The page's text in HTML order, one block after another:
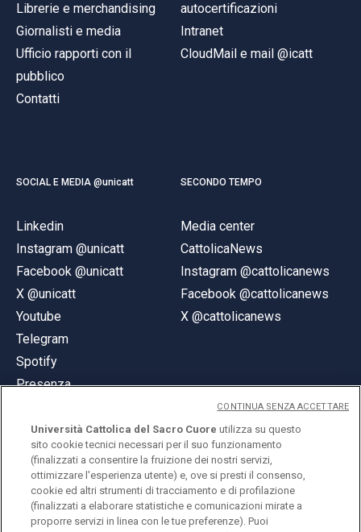
Librerie e merchandising
Giornalisti e media
Ufficio rapporti con il
pubblico
Contatti
autocertificazioni
Intranet
CloudMail e mail @icatt
SOCIAL E MEDIA @unicatt
Linkedin
Instagram @unicatt
Facebook @unicatt
X @unicatt
Youtube
Telegram
Spotify
Presenza
SECONDO TEMPO
Media center
CattolicaNews
Instagram @cattolicanews
Facebook @cattolicanews
X @cattolicanews
© Università Cattolica del Sacro Cuore
Largo A. Gemelli 1, 20123 Milano
Università Cattolica del Sacro Cuore utilizza su questo
sito cookie tecnici necessari per il suo funzionamento
(finalizzati a consentire la fruizione dei nostri servizi,
ottimizzare l'esperienza utente) e, ove si presti il consenso,
cookie ed altri strumenti di tracciamento e di profilazione
(finalizzati a elaborare statistiche e comunicazioni mirate a
proporre servizi in linea con le tue preferenze). Puoi
CONTINUA SENZA ACCETTARE